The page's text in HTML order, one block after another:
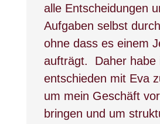
alle Entscheidungen
Aufgaben selbst
ohne dass es einem
aufträgt.
Daher habe
entschieden mit Eva
um mein Geschäft
bringen und um